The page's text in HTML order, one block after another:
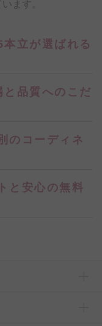
ます。
立が選ばれる
品質へのこだ
のコーディネ
と安心の無料